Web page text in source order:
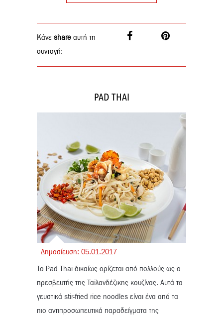
Κάνε share αυτή τη
συνταγή:
PAD THAI
Δημοσίευση: 05.01.2017
To Pad Thai δικαίως ορίζεται από πολλούς ως ο
πρεσβευτής της Ταϊλανδέζικης κουζίνας. Αυτά τα
γευστικά stir-fried rice noodles είναι ένα από τα
πιο αντιπροσωπευτικά παραδείγματα της